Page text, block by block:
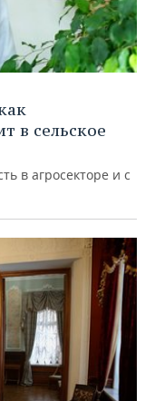
в сельское
в агросекторе и с